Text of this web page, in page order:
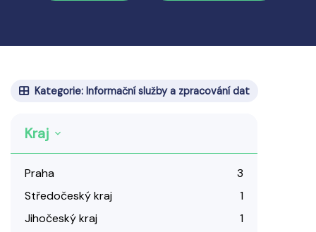
Kategorie: Informační služby a zpracování dat
Kraj
Praha
3
Středočeský kraj
1
Jihočeský kraj
1